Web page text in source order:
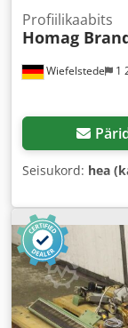
Wiefelstede 1
Profiilikaabits
Homag
Seisukord: hea